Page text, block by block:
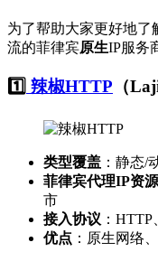
为了帮助大家更好地了
流的菲律宾原生IP服务
1️⃣ 辣椒HTTP （
类型覆盖 ：静态/
菲律宾代理IP资源
市
接入协议 ：
优点 ：原生网络